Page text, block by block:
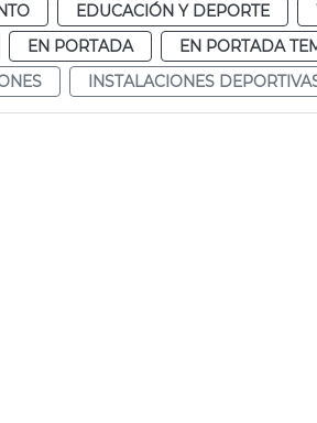
EDUCACIÓN Y DEPORTE
EN PORTADA EN PORTADA
INSTALACIONES